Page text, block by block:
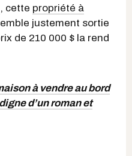
, cette propriété à
justement sortie
de 210 000 $ la rend
à vendre au bord
d’un roman et